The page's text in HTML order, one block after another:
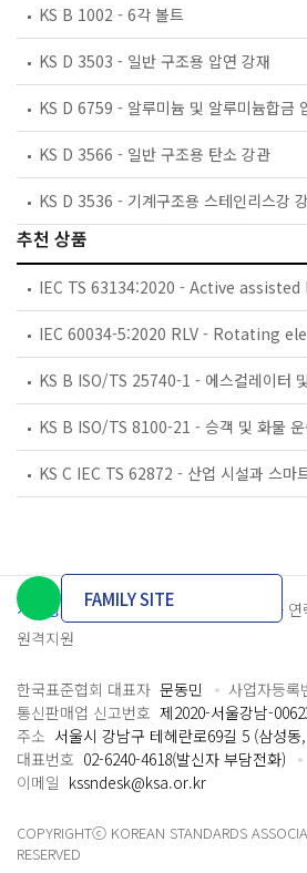
KS B 1002 - 6각 볼트
KS D 3503 - 일반 구조용 압연 강재
KS D 6759 - 알루미늄 및 알루미늄합금
KS D 3566 - 일반 구조용 탄소 강관
KS D 3536 - 기계구조용 스테인리스강
추천 상품
개인정보처리방침 이용약관 담당자
원격지원
FAMILY SITE
한국표준협회 대표자 문동민 사업자등록
통신판매업 신고번호 제2020-서울강남-
주소 서울시 강남구 테헤란로69길 5 (삼성동
대표번호 02-6240-4618(발신자 부담전화)
이메일 kssndesk@ksa.or.kr
COPYRIGHTⓒ KOREAN STANDARDS
RESERVED